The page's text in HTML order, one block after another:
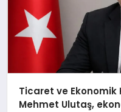
Ticaret ve Ekonomik
Mehmet Ulutaş,